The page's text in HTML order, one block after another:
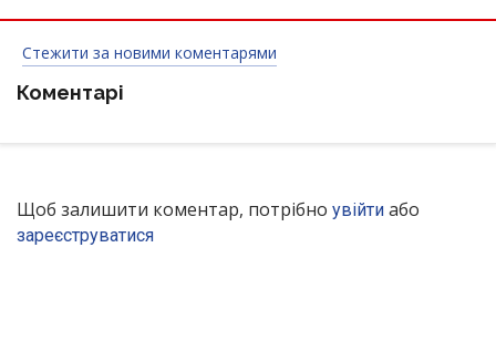
Стежити за новими коментарями
Коментарі
Щоб залишити коментар, потрібно увійти або
зареєструватися